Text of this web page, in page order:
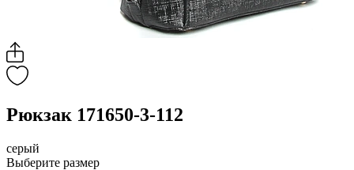
Рюкзак 171650-3-112
серый
Выберите размер